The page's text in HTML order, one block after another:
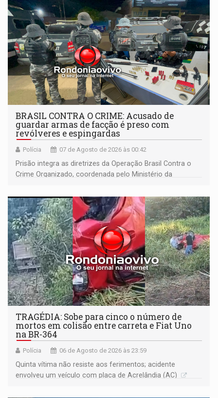
BRASIL CONTRA O CRIME: Acusado de
guardar armas de facção é preso com
revólveres e espingardas
Polícia 07 de Agosto de 2026 às 00:42
Prisão integra as diretrizes da Operação Brasil Contra o
Crime Organizado, coordenada pelo Ministério da
TRAGÉDIA: Sobe para cinco o número de
mortos em colisão entre carreta e Fiat Uno
na BR-364
Polícia 06 de Agosto de 2026 às 23:59
Quinta vítima não resiste aos ferimentos; acidente
envolveu um veículo com placa de Acrelândia (AC)